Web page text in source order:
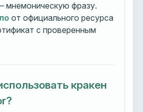
мнемоническую фразу.
от официального ресурса
с проверенным
кракен